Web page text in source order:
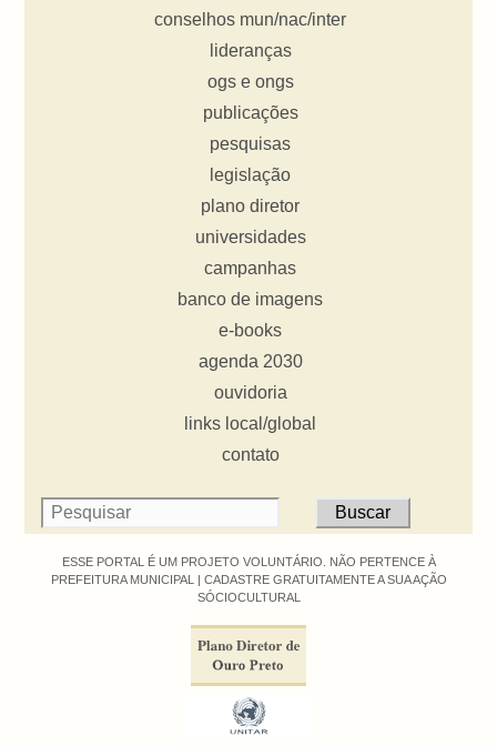
conselhos mun/nac/inter
lideranças
ogs e ongs
publicações
pesquisas
legislação
plano diretor
universidades
campanhas
banco de imagens
e-books
agenda 2030
ouvidoria
links local/global
contato
ESSE PORTAL É UM PROJETO VOLUNTÁRIO. NÃO PERTENCE À
PREFEITURA MUNICIPAL | CADASTRE GRATUITAMENTE A SUA AÇÃO
SÓCIOCULTURAL